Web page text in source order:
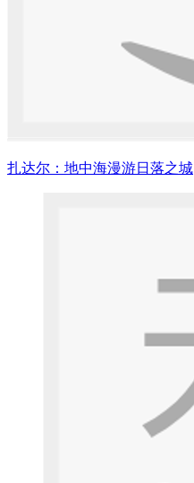
扎达尔：地中海漫游日落之城